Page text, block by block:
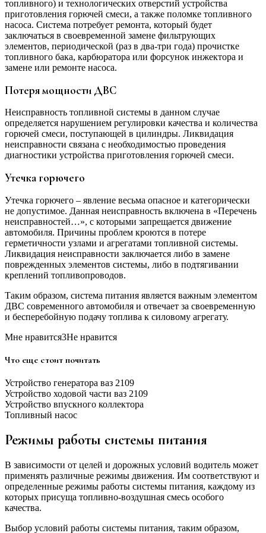
топливного) и технологических отверстий устройства
приготовления горючей смеси, а также поломке топливного
насоса. Система потребует ремонта, который будет
заключаться в своевременной замене фильтрующих
элементов, периодической (раз в два-три года) прочистке
топливного бака, карбюратора или форсунок инжектора и
замене или ремонте насоса.
Потеря мощности ДВС
Неисправность топливной системы в данном случае
определяется нарушением регулировки качества и количества
горючей смеси, поступающей в цилиндры. Ликвидация
неисправности связана с необходимостью проведения
диагностики устройства приготовления горючей смеси.
Утечка горючего
Утечка горючего – явление весьма опасное и категорически
не допустимое. Данная неисправность включена в «Перечень
неисправностей…», с которыми запрещается движение
автомобиля. Причины проблем кроются в потере
герметичности узлами и агрегатами топливной системы.
Ликвидация неисправности заключается либо в замене
поврежденных элементов системы, либо в подтягивании
креплений топливопроводов.
Таким образом, система питания является важным элементом
ДВС современного автомобиля и отвечает за своевременную
и бесперебойную подачу топлива к силовому агрегату.
Мне нравится3Не нравится
Что еще стоит почитать
Устройство генератора ваз 2109
Устройство ходовой части ваз 2109
Устройство впускного коллектора
Топливный насос
Режимы работы системы питания
В зависимости от целей и дорожных условий водитель может
применять различные режимы движения. Им соответствуют и
определенные режимы работы системы питания, каждому из
которых присуща топливно-воздушная смесь особого
качества.
Выбор условий работы системы питания, таким образом,